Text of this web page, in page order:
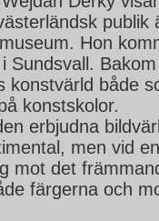
publik
Hon
Sundsvall.
konstvärld både
konstskolor.
erbjudna
men vid
mot det
färgerna och